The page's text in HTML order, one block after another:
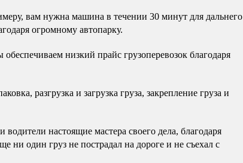
вам нужна машина в течении 30 минут для дальнего
огромному автопарку.
низкий прайс грузоперевозок благодаря
разгрузка и загрузка груза, закрепление груза и
настоящие мастера своего дела, благодаря
ни один груз не пострадал на дороге и не съехал с